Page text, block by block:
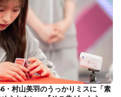
・村山美羽のうっかりミスに「素